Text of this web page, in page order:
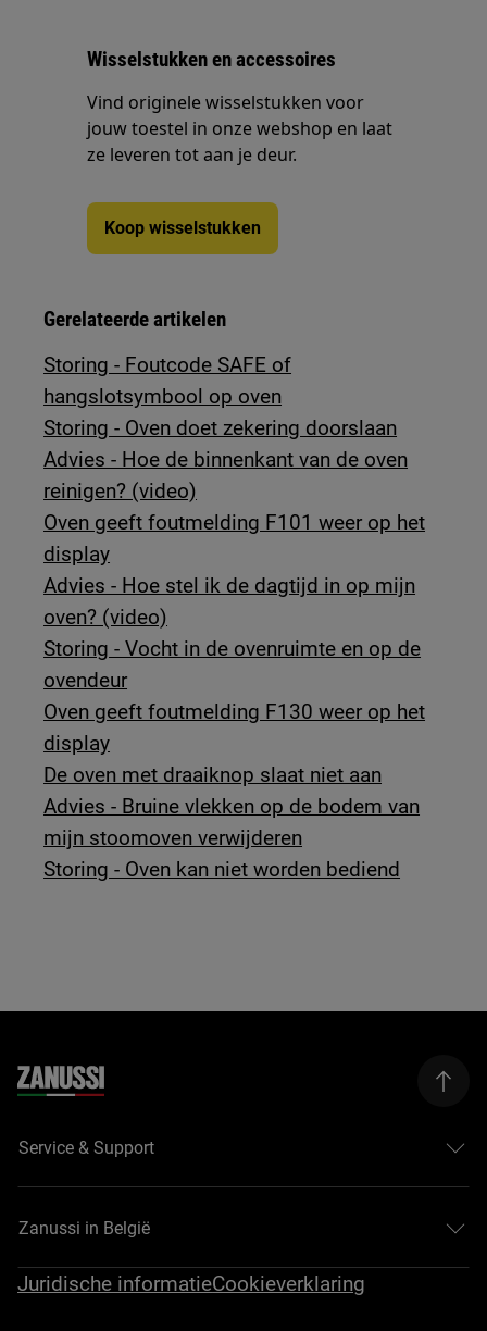
Wisselstukken en accessoires
Vind originele wisselstukken voor
jouw toestel in onze webshop en laat
ze leveren tot aan je deur.
Koop wisselstukken
Gerelateerde artikelen
Storing - Foutcode SAFE of
hangslotsymbool op oven
Storing - Oven doet zekering doorslaan
Advies - Hoe de binnenkant van de oven
reinigen? (video)
Oven geeft foutmelding F101 weer op het
display
Advies - Hoe stel ik de dagtijd in op mijn
oven? (video)
Storing - Vocht in de ovenruimte en op de
ovendeur
Oven geeft foutmelding F130 weer op het
display
De oven met draaiknop slaat niet aan
Advies - Bruine vlekken op de bodem van
mijn stoomoven verwijderen
Storing - Oven kan niet worden bediend
Service & Support
Zanussi in België
Juridische informatieCookieverklaring